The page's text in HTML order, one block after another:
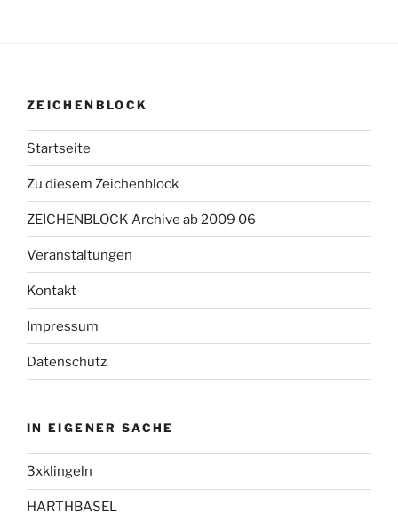
ZEICHENBLOCK
Startseite
Zu diesem Zeichenblock
ZEICHENBLOCK Archive ab 2009 06
Veranstaltungen
Kontakt
Impressum
Datenschutz
IN EIGENER SACHE
3xklingeln
HARTHBASEL